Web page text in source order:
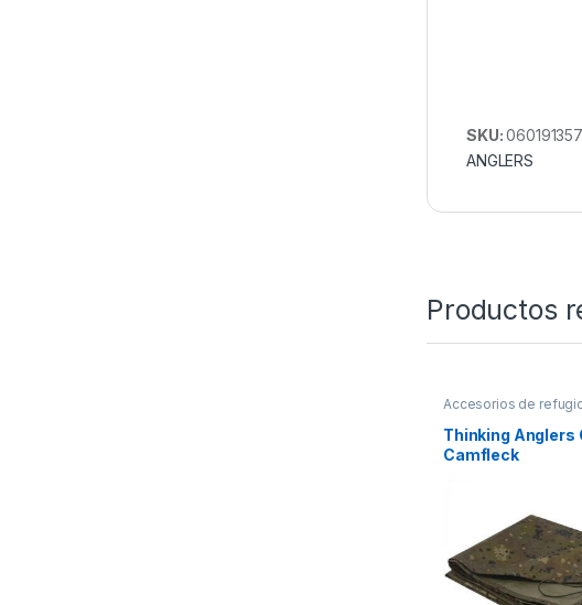
SKU:
ANGLERS
Productos
Accesorios de
Thinking Anglers
Camfleck